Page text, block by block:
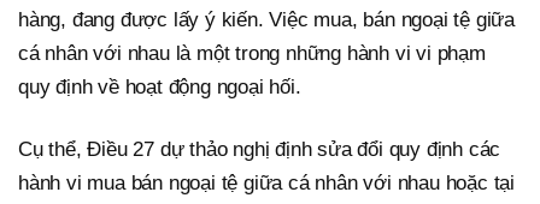
hàng, đang được lấy ý kiến. Việc mua, bán ngoại tệ giữa
cá nhân với nhau là một trong những hành vi vi phạm
quy định về hoạt động ngoại hối.
Cụ thể, Điều 27 dự thảo nghị định sửa đổi quy định các
hành vi mua bán ngoại tệ giữa cá nhân với nhau hoặc tại